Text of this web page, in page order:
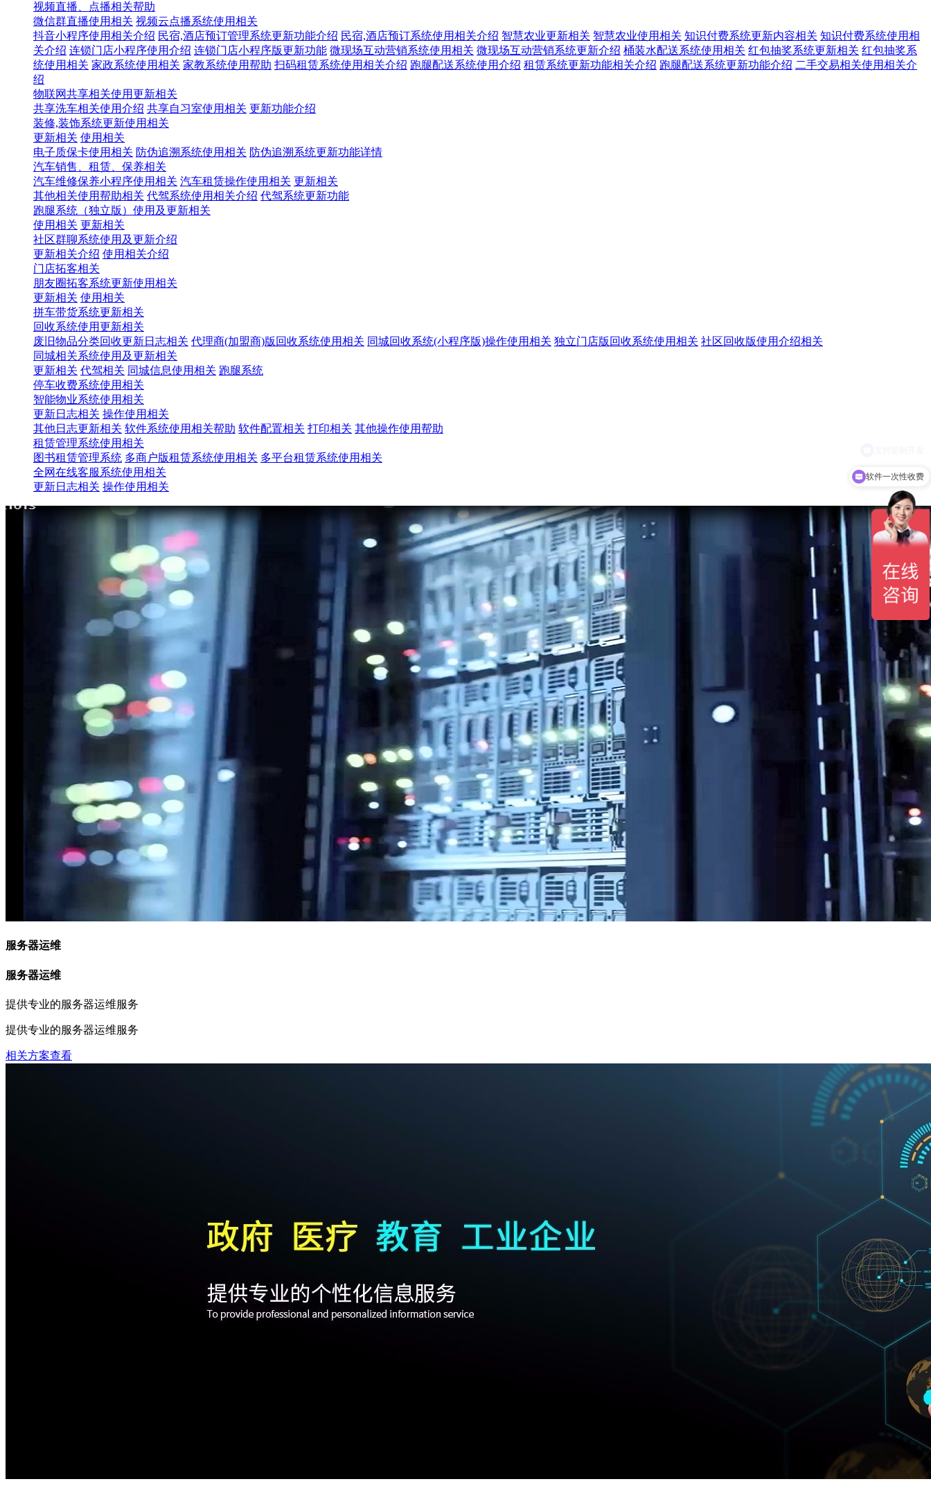
视频直播、点播相关帮助
微信群直播使用相关 视频云点播系统使用相关
抖音小程序使用相关介绍 民宿,酒店预订管理系统更新功能介绍 民宿,酒店预订系统使用相关介绍 智慧农业更新相关 智慧农业使用相关 知识付费系统更新内容相关 知识付费系统使用相
关介绍 连锁门店小程序使用介绍 连锁门店小程序版更新功能 微现场互动营销系统使用相关 微现场互动营销系统更新介绍 桶装水配送系统使用相关 红包抽奖系统更新相关 红包抽奖系
统使用相关 家政系统使用相关 家教系统使用帮助 扫码租赁系统使用相关介绍 跑腿配送系统使用介绍 租赁系统更新功能相关介绍 跑腿配送系统更新功能介绍 二手交易相关使用相关介
绍
物联网共享相关使用更新相关
共享洗车相关使用介绍 共享自习室使用相关 更新功能介绍
装修,装饰系统更新使用相关
更新相关 使用相关
电子质保卡使用相关 防伪追溯系统使用相关 防伪追溯系统更新功能详情
汽车销售、租赁、保养相关
汽车维修保养小程序使用相关 汽车租赁操作使用相关 更新相关
其他相关使用帮助相关 代驾系统使用相关介绍 代驾系统更新功能
跑腿系统（独立版）使用及更新相关
使用相关 更新相关
社区群聊系统使用及更新介绍
更新相关介绍 使用相关介绍
门店拓客相关
朋友圈拓客系统更新使用相关
更新相关 使用相关
拼车带货系统更新相关
回收系统使用更新相关
废旧物品分类回收更新日志相关 代理商(加盟商)版回收系统使用相关 同城回收系统(小程序版)操作使用相关 独立门店版回收系统使用相关 社区回收版使用介绍相关
同城相关系统使用及更新相关
更新相关 代驾相关 同城信息使用相关 跑腿系统
停车收费系统使用相关
智能物业系统使用相关
更新日志相关 操作使用相关
其他日志更新相关 软件系统使用相关帮助 软件配置相关 打印相关 其他操作使用帮助
租赁管理系统使用相关
图书租赁管理系统 多商户版租赁系统使用相关 多平台租赁系统使用相关
全网在线客服系统使用相关
更新日志相关 操作使用相关
服务器运维
服务器运维
提供专业的服务器运维服务
提供专业的服务器运维服务
相关方案查看
软件一次性收费